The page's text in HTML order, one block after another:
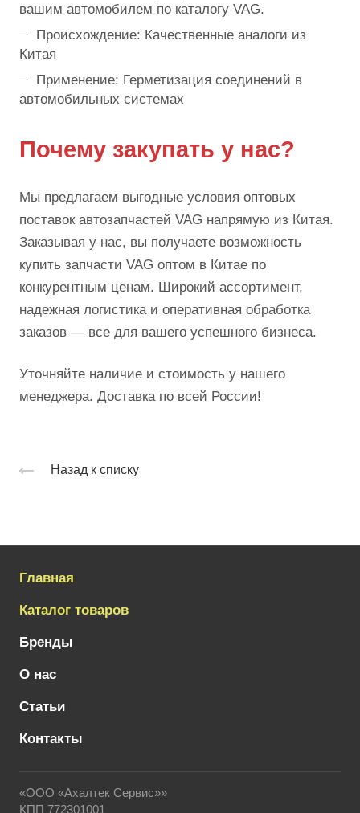
вашим автомобилем по каталогу VAG.
Происхождение: Качественные аналоги из
Китая
Применение: Герметизация соединений в
автомобильных системах
Почему закупать у нас?
Мы предлагаем выгодные условия оптовых
поставок автозапчастей VAG напрямую из Китая.
Заказывая у нас, вы получаете возможность
купить запчасти VAG оптом в Китае по
конкурентным ценам. Широкий ассортимент,
надежная логистика и оперативная обработка
заказов — все для вашего успешного бизнеса.
Уточняйте наличие и стоимость у нашего
менеджера. Доставка по всей России!
Назад к списку
Главная
Каталог товаров
Бренды
О нас
Статьи
Контакты
«ООО «Ахалтек Сервис»»
КПП 772301001